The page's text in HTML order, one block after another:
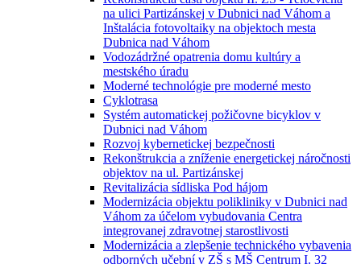
na ulici Partizánskej v Dubnici nad Váhom a
Inštalácia fotovoltaiky na objektoch mesta
Dubnica nad Váhom
Vodozádržné opatrenia domu kultúry a
mestského úradu
Moderné technológie pre moderné mesto
Cyklotrasa
Systém automatickej požičovne bicyklov v
Dubnici nad Váhom
Rozvoj kybernetickej bezpečnosti
Rekonštrukcia a zníženie energetickej náročnosti
objektov na ul. Partizánskej
Revitalizácia sídliska Pod hájom
Modernizácia objektu polikliniky v Dubnici nad
Váhom za účelom vybudovania Centra
integrovanej zdravotnej starostlivosti
Modernizácia a zlepšenie technického vybavenia
odborných učební v ZŠ s MŠ Centrum I. 32